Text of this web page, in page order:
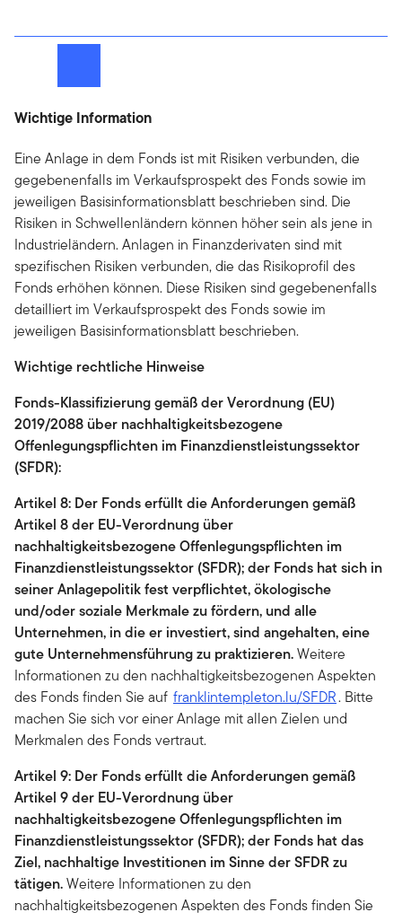
Wichtige Information
Eine Anlage in dem Fonds ist mit Risiken verbunden, die
gegebenenfalls im Verkaufsprospekt des Fonds sowie im
jeweiligen Basisinformationsblatt beschrieben sind. Die
Risiken in Schwellenländern können höher sein als jene in
Industrieländern. Anlagen in Finanzderivaten sind mit
spezifischen Risiken verbunden, die das Risikoprofil des
Fonds erhöhen können. Diese Risiken sind gegebenenfalls
detailliert im Verkaufsprospekt des Fonds sowie im
jeweiligen Basisinformationsblatt beschrieben.
Wichtige rechtliche Hinweise
Fonds-Klassifizierung gemäß der Verordnung (EU)
2019/2088 über nachhaltigkeitsbezogene
Offenlegungspflichten im Finanzdienstleistungssektor
(SFDR):
Artikel 8: Der Fonds erfüllt die Anforderungen gemäß
Artikel 8 der EU-Verordnung über
nachhaltigkeitsbezogene Offenlegungspflichten im
Finanzdienstleistungssektor (SFDR); der Fonds hat sich in
seiner Anlagepolitik fest verpflichtet, ökologische
und/oder soziale Merkmale zu fördern, und alle
Unternehmen, in die er investiert, sind angehalten, eine
gute Unternehmensführung zu praktizieren.Weitere
Informationen zu den nachhaltigkeitsbezogenen Aspekten
des Fonds finden Sie auf franklintempleton.lu/SFDR. Bitte
machen Sie sich vor einer Anlage mit allen Zielen und
Merkmalen des Fonds vertraut.
Artikel 9: Der Fonds erfüllt die Anforderungen gemäß
Artikel 9 der EU-Verordnung über
nachhaltigkeitsbezogene Offenlegungspflichten im
Finanzdienstleistungssektor (SFDR); der Fonds hat das
Ziel, nachhaltige Investitionen im Sinne der SFDR zu
tätigen.Weitere Informationen zu den
nachhaltigkeitsbezogenen Aspekten des Fonds finden Sie